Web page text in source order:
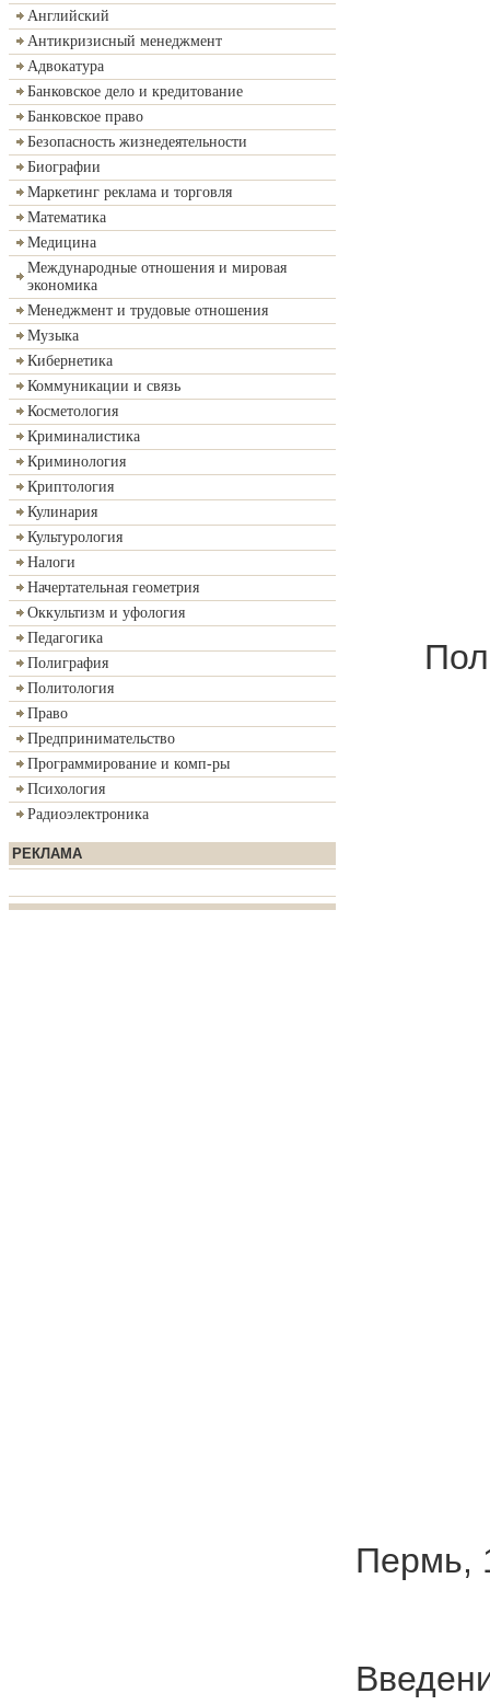
Английский
Антикризисный менеджмент
Адвокатура
Банковское дело и кредитование
Банковское право
Безопасность жизнедеятельности
Биографии
Маркетинг реклама и торговля
Математика
Медицина
Международные отношения и мировая
экономика
Менеджмент и трудовые отношения
Музыка
Кибернетика
Коммуникации и связь
Косметология
Криминалистика
Криминология
Криптология
Кулинария
Культурология
Налоги
Начертательная геометрия
Оккультизм и уфология
Педагогика
Полиграфия
Политология
Право
Предпринимательство
Программирование и комп-ры
Психология
Радиоэлектроника
РЕКЛАМА
Пермь,